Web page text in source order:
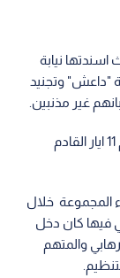
ثلاث اسندتها نيابة
"داعش" وتجنيد
غير مذنبين.
وتواصل محكمة امن الدولة النظر في القضية يوم 11 ايار القادم
المجموعة خلال
فيها كان دخل
والمتهم